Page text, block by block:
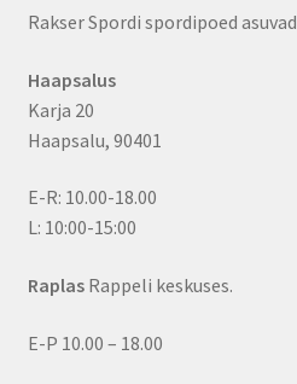
Rakser Spordi spordipoed asuvad
Haapsalus
Karja 20
Haapsalu, 90401
E-R: 10.00-18.00
L: 10:00-15:00
RaplasRappeli keskuses.
E-P 10.00 – 18.00